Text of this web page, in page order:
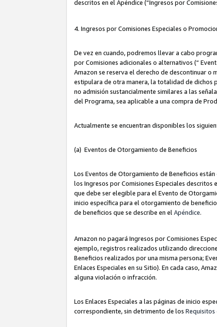
descritos en el Apéndice (“Ingresos por
4. Ingresos por Comisiones Especiales o
De vez en cuando, podremos llevar a cabo
por Comisiones adicionales o alternativos (“
Amazon se reserva el derecho de descontinuar
estipulara de otra manera, la totalidad de dichos
no admisión sustancialmente similares a las
del Programa, sea aplicable a una compra de
Actualmente se encuentran disponibles los
(a) Eventos de Otorgamiento de Beneficios
Los Eventos de Otorgamiento de Beneficios
los Ingresos por Comisiones Especiales descritos
que debe ser elegible para el Evento de
inicio específica para el otorgamiento de
de beneficios que se describe en el Apéndice.
Amazon no pagará Ingresos por Comisiones
ejemplo, registros realizados utilizando
Beneficios realizados por una misma persona;
Enlaces Especiales en su Sitio). En cada caso,
alguna violación o infracción.
Los Enlaces Especiales a las páginas de inicio
correspondiente, sin detrimento de los